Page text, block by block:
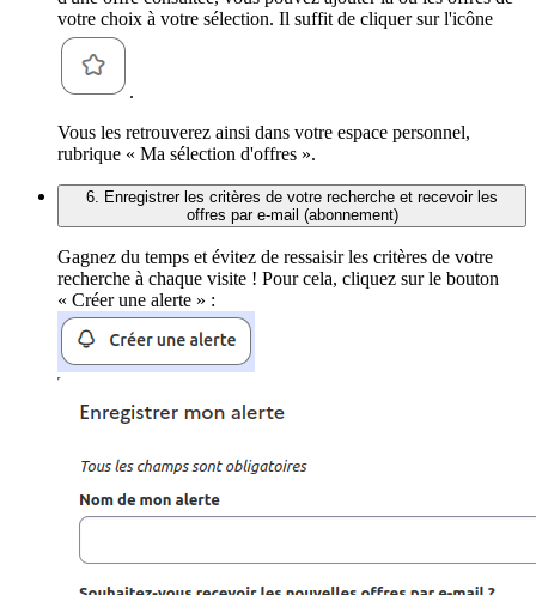
votre choix à votre sélection. Il suffit de cliquer sur l'icône
.
Vous les retrouverez ainsi dans votre espace personnel,
rubrique « Ma sélection d'offres ».
6. Enregistrer les critères de votre recherche et recevoir les
offres par e-mail (abonnement)
Gagnez du temps et évitez de ressaisir les critères de votre
recherche à chaque visite ! Pour cela, cliquez sur le bouton
« Créer une alerte » :